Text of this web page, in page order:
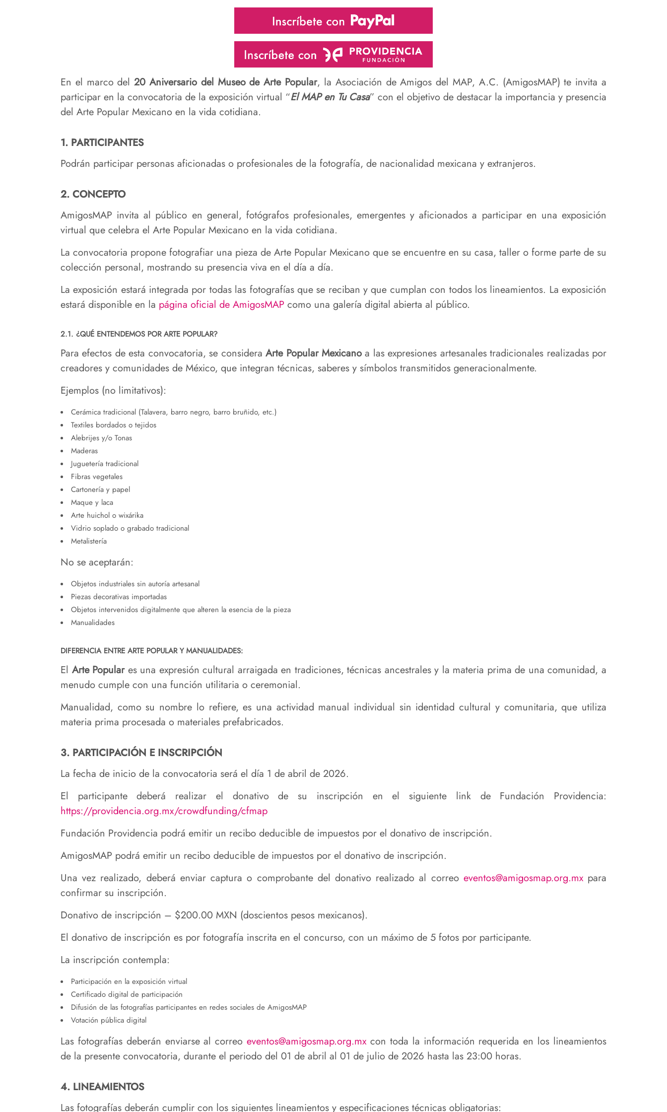
En el marco del20 Aniversario del Museo de Arte Popular, la Asociación de Amigos del MAP, A.C. (AmigosMAP) te invita a
participar en la convocatoria de la exposición virtual “El MAP en Tu Casa” con el objetivo de destacar la importancia y presencia
del Arte Popular Mexicano en la vida cotidiana.
1. PARTICIPANTES
Podrán participar personas aficionadas o profesionales de la fotografía, de nacionalidad mexicana y extranjeros.
2. CONCEPTO
AmigosMAP invita al público en general, fotógrafos profesionales, emergentes y aficionados a participar en una exposición
virtual que celebra el Arte Popular Mexicano en la vida cotidiana.
La convocatoria propone fotografiar una pieza de Arte Popular Mexicano que se encuentre en su casa, taller o forme parte de su
colección personal, mostrando su presencia viva en el día a día.
La exposición estará integrada por todas las fotografías que se reciban y que cumplan con todos los lineamientos. La exposición
estará disponible en la página oficial de AmigosMAP como una galería digital abierta al público.
2.1. ¿QUÉ ENTENDEMOS POR ARTE POPULAR?
Para efectos de esta convocatoria, se consideraArte Popular Mexicanoa las expresiones artesanales tradicionales realizadas por
creadores y comunidades de México, que integran técnicas, saberes y símbolos transmitidos generacionalmente.
Ejemplos (no limitativos):
Cerámica tradicional (Talavera, barro negro, barro bruñido, etc.)
Textiles bordados o tejidos
Alebrijes y/o Tonas
Maderas
Juguetería tradicional
Fibras vegetales
Cartonería y papel
Maque y laca
Arte huichol o wixárika
Vidrio soplado o grabado tradicional
Metalistería
No se aceptarán:
Objetos industriales sin autoría artesanal
Piezas decorativas importadas
Objetos intervenidos digitalmente que alteren la esencia de la pieza
Manualidades
DIFERENCIA ENTRE ARTE POPULAR Y MANUALIDADES:
El Arte Populares una expresión cultural arraigada en tradiciones, técnicas ancestrales y la materia prima de una comunidad, a
menudo cumple con una función utilitaria o ceremonial.
Manualidad, como su nombre lo refiere, es una actividad manual individual sin identidad cultural y comunitaria, que utiliza
materia prima procesada o materiales prefabricados.
3. PARTICIPACIÓN E INSCRIPCIÓN
La fecha de inicio de la convocatoria será el día 1 de abril de 2026.
El participante deberá realizar el donativo de su inscripción en el siguiente link de Fundación Providencia:
https://providencia.org.mx/crowdfunding/cfmap
Fundación Providencia podrá emitir un recibo deducible de impuestos por el donativo de inscripción.
AmigosMAP podrá emitir un recibo deducible de impuestos por el donativo de inscripción.
Una vez realizado, deberá enviar captura o comprobante del donativo realizado al correo eventos@amigosmap.org.mxpara
confirmar su inscripción.
Donativo de inscripción – $200.00 MXN (doscientos pesos mexicanos).
El donativo de inscripción es por fotografía inscrita en el concurso, con un máximo de 5 fotos por participante.
La inscripción contempla:
Participación en la exposición virtual
Certificado digital de participación
Difusión de las fotografías participantes en redes sociales de AmigosMAP
Votación pública digital
Las fotografías deberán enviarse al correoeventos@amigosmap.org.mxcon toda la información requerida en los lineamientos
de la presente convocatoria, durante el periodo del 01 de abril al 01 de julio de 2026 hasta las 23:00 horas.
4. LINEAMIENTOS
Las fotografías deberán cumplir con los siguientes lineamientos y especificaciones técnicas obligatorias: